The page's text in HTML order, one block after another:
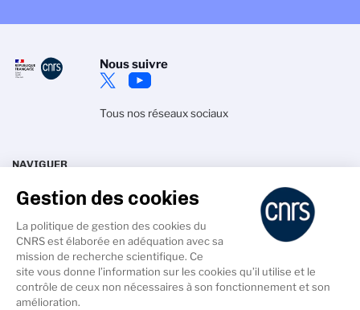
Nous suivre
Tous nos réseaux sociaux
NAVIGUER
La délégation
Talents
Annuaires
Gestion des cookies
La politique de gestion des cookies du
CNRS est élaborée en adéquation avec sa
mission de recherche scientifique. Ce
site vous donne l’information sur les cookies qu’il utilise et le
contrôle de ceux non nécessaires à son fonctionnement et son
amélioration.